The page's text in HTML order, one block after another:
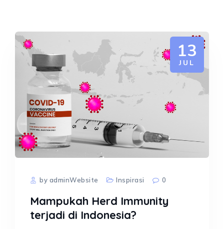
13
JUL
by adminWebsite Inspirasi 0
Mampukah Herd Immunity
terjadi di Indonesia?